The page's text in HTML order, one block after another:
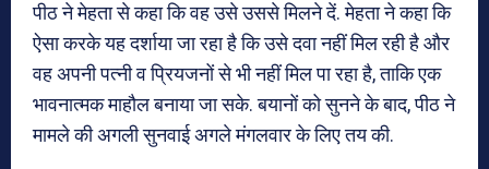
पीठ ने मेहता से कहा कि वह उसे उससे मिलने दें. मेहता ने कहा कि
ऐसा करके यह दर्शाया जा रहा है कि उसे दवा नहीं मिल रही है और
वह अपनी पत्नी व प्रियजनों से भी नहीं मिल पा रहा है, ताकि एक
भावनात्मक माहौल बनाया जा सके. बयानों को सुनने के बाद, पीठ ने
मामले की अगली सुनवाई अगले मंगलवार के लिए तय की.